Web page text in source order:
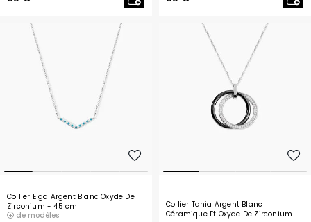
Collier Elga Argent Blanc Oxyde De
Zirconium- 45 cm
de modèles
Collier Tania Argent Blanc
Céramique Et Oxyde De Zirconium